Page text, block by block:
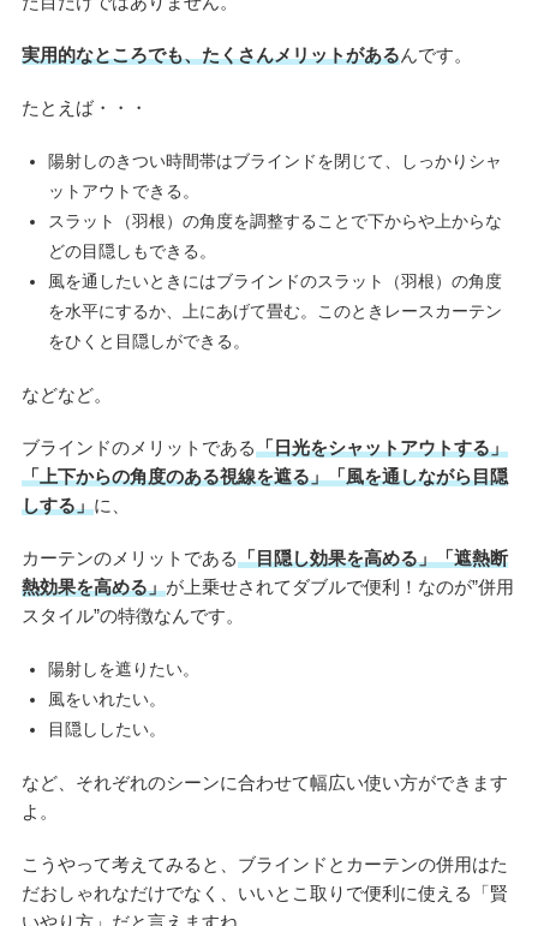
実用的なところでも、たくさんメリットがあるんです。
たとえば・・・
陽射しのきつい時間帯はブラインドを閉じて、しっかりシャ
ットアウトできる。
スラット（羽根）の角度を調整することで下からや上からな
どの目隠しもできる。
風を通したいときにはブラインドのスラット（羽根）の角度
を水平にするか、上にあげて畳む。このときレースカーテン
をひくと目隠しができる。
などなど。
ブラインドのメリットである「日光をシャットアウトする」
「上下からの角度のある視線を遮る」「風を通しながら目隠
しする」に、
カーテンのメリットである「目隠し効果を高める」「遮熱断
熱効果を高める」が上乗せされてダブルで便利！なのが”併用
スタイル”の特徴なんです。
陽射しを遮りたい。
風をいれたい。
目隠ししたい。
など、それぞれのシーンに合わせて幅広い使い方ができます
よ。
こうやって考えてみると、ブラインドとカーテンの併用はた
だおしゃれなだけでなく、いいとこ取りで便利に使える「賢
いやり方」だと言えますね。